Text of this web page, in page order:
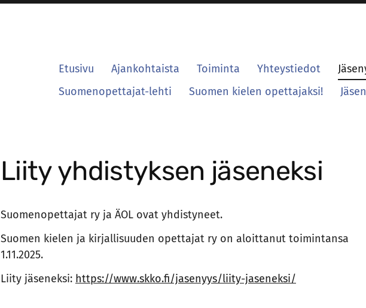
Etusivu Ajankohtaista Toiminta Yhteystiedot
Suomenopettajat-lehti
Suomen kielen opettajaksi!
Liity yhdistyksen jäseneksi
Suomenopettajat ry ja ÄOL ovat yhdistyneet.
Suomen kielen ja kirjallisuuden opettajat ry on aloittanut toimintansa
1.11.2025.
Liity jäseneksi: https://www.skko.fi/jasenyys/liity-jaseneksi/